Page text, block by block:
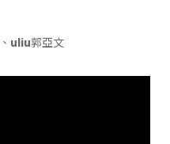
、 uliu郭亞文